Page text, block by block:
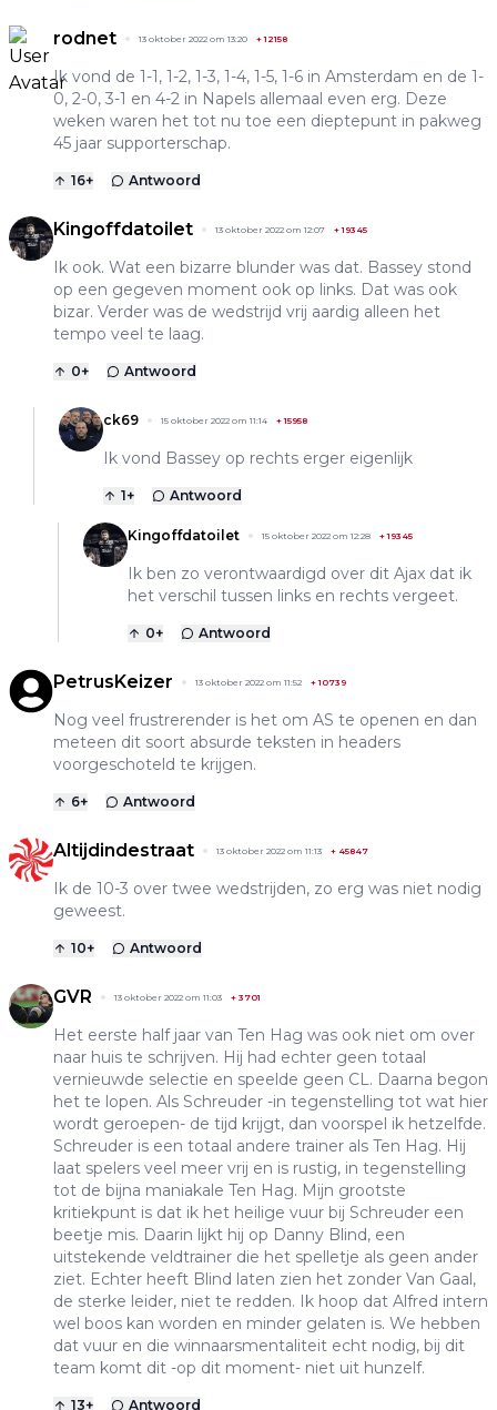
rodnet 13 oktober 2022 om 13:20 +12158
Ik vond de 1-1, 1-2, 1-3, 1-4, 1-5, 1-6 in Amsterdam en de 1-
0, 2-0, 3-1 en 4-2 in Napels allemaal even erg. Deze
weken waren het tot nu toe een dieptepunt in pakweg
45 jaar supporterschap.
16+ Antwoord
Kingoffdatoilet 13 oktober 2022 om 12:07 +19345
Ik ook. Wat een bizarre blunder was dat. Bassey stond
op een gegeven moment ook op links. Dat was ook
bizar. Verder was de wedstrijd vrij aardig alleen het
tempo veel te laag.
0+ Antwoord
ck69 15 oktober 2022 om 11:14 +15958
Ik vond Bassey op rechts erger eigenlijk
1+ Antwoord
Kingoffdatoilet 15 oktober 2022 om 12:28 +19345
Ik ben zo verontwaardigd over dit Ajax dat ik
het verschil tussen links en rechts vergeet.
0+ Antwoord
PetrusKeizer 13 oktober 2022 om 11:52 +10739
Nog veel frustrerender is het om AS te openen en dan
meteen dit soort absurde teksten in headers
voorgeschoteld te krijgen.
6+ Antwoord
Altijdindestraat 13 oktober 2022 om 11:13 + 45847
Ik de 10-3 over twee wedstrijden, zo erg was niet nodig
geweest.
10+ Antwoord
GVR 13 oktober 2022 om 11:03 + 3701
Het eerste half jaar van Ten Hag was ook niet om over
naar huis te schrijven. Hij had echter geen totaal
vernieuwde selectie en speelde geen CL. Daarna begon
het te lopen. Als Schreuder -in tegenstelling tot wat hier
wordt geroepen- de tijd krijgt, dan voorspel ik hetzelfde.
Schreuder is een totaal andere trainer als Ten Hag. Hij
laat spelers veel meer vrij en is rustig, in tegenstelling
tot de bijna maniakale Ten Hag. Mijn grootste
kritiekpunt is dat ik het heilige vuur bij Schreuder een
beetje mis. Daarin lijkt hij op Danny Blind, een
uitstekende veldtrainer die het spelletje als geen ander
ziet. Echter heeft Blind laten zien het zonder Van Gaal,
de sterke leider, niet te redden. Ik hoop dat Alfred intern
wel boos kan worden en minder gelaten is. We hebben
dat vuur en die winnaarsmentaliteit echt nodig, bij dit
team komt dit -op dit moment- niet uit hunzelf.
13+ Antwoord